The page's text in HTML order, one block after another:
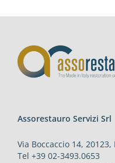
Assorestauro Servizi Srl
Via Boccaccio 14,
Tel +39 02-3493.0653